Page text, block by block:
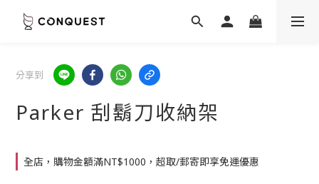
分享到
Parker 刮鬍刀收納架
全店，購物金額滿NT$1000，超取/郵寄即享免運優惠